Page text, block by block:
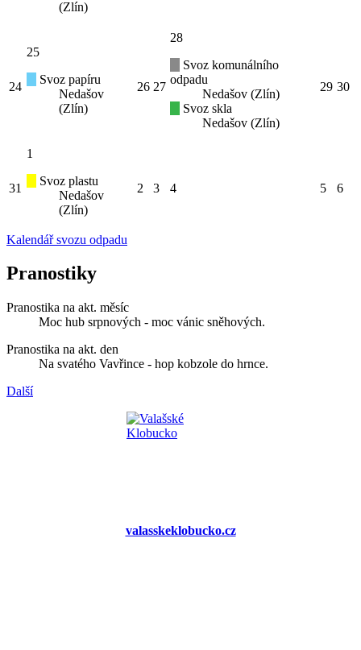
(Zlín)
24
25
Svoz papíru
Nedašov
(Zlín)
26 27
28
Svoz komunálního
odpadu
Nedašov (Zlín)
Svoz skla
Nedašov (Zlín)
29 30
31
1
Svoz plastu
Nedašov
(Zlín)
2 3 4 5 6
Kalendář svozu odpadu
Pranostiky
Pranostika na akt. měsíc
Moc hub srpnových - moc vánic sněhových.
Pranostika na akt. den
Na svatého Vavřince - hop kobzole do hrnce.
Další
valasskeklobucko.cz